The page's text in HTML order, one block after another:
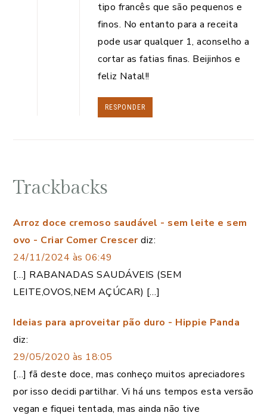
tipo francês que são pequenos e
finos. No entanto para a receita
pode usar qualquer 1, aconselho a
cortar as fatias finas. Beijinhos e
feliz Natal!!
RESPONDER
Trackbacks
Arroz doce cremoso saudável - sem leite e sem
ovo - Criar Comer Crescer diz:
24/11/2024 às 06:49
[…] RABANADAS SAUDÁVEIS (SEM
LEITE,OVOS,NEM AÇÚCAR) […]
Ideias para aproveitar pão duro - Hippie Panda
diz:
29/05/2020 às 18:05
[…] fã deste doce, mas conheço muitos apreciadores
por isso decidi partilhar. Vi há uns tempos esta versão
vegan e fiquei tentada, mas ainda não tive